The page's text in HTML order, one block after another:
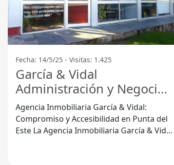
Fecha: 14/5/25 - Visitas: 1.425
García & Vidal
Administración y Negocios
Inmobiliarios - Punta del
Este - Punta Del Este
Agencia Inmobiliaria García & Vidal:
Compromiso y Accesibilidad en Punta del
Este La Agencia Inmobiliaria García & Vidal